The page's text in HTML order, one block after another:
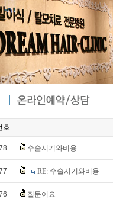
호
수술시기와비용
RE: 수술시기와비용
질문이요